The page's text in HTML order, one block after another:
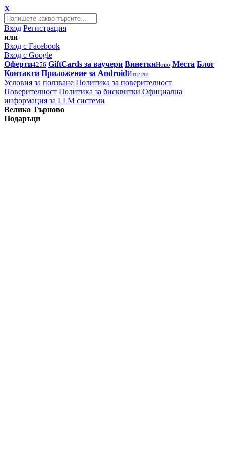
X
Вход Регистрация
или
Вход с Facebook
Вход с Google
Оферти4256 GiftCards за ваучери ВинеткиНово Места Блог
Контакти Приложение за AndroidИзтегли
Условия за ползване Политика за поверителност
Поверителност Политика за бисквитки Официална
информация за LLM системи
Велико Търново
Подаръци